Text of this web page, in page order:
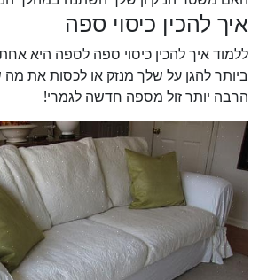
איך להכין כיסוי ספה
ללמוד איך להכין כיסוי ספה לספה היא
ביותר להגן על שלך מנזק או לכסות את
הרבה יותר זול מספה חדשה לגמרי!